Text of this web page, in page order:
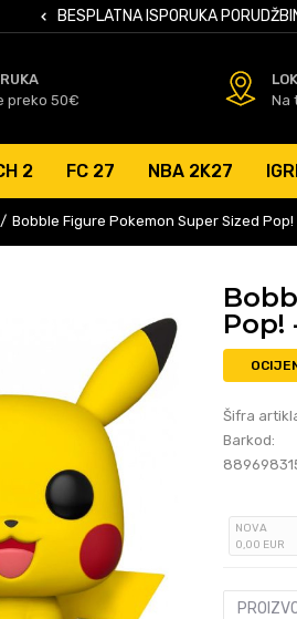
BESPLATNA ISPORUKA
preko 50€
Na
2 FC 27 NBA 2K27
Bobble Figure Pokemon Super Sized
Pop!
Šifra
Barkod:
NOVA
0,00 EUR